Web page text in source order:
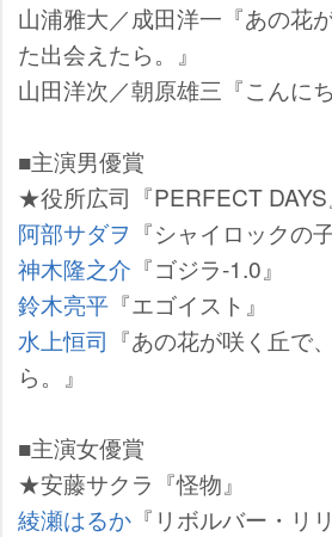
山浦雅大／成田洋一『あの花
た出会えたら。』
山田洋次／朝原雄三『こんに
■主演男優賞
★役所広司『PERFECT DAYS
阿部サダヲ 『シャイロックの
神木隆之介 『ゴジラ-1.0』
鈴木亮平 『エゴイスト』
水上恒司 『あの花が咲く丘で
ら。』
■主演女優賞
★安藤サクラ『怪物』
綾瀬はるか 『リボルバー・リ